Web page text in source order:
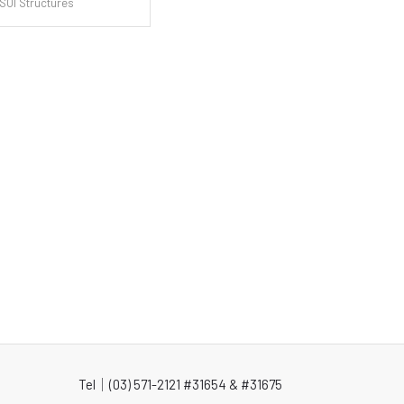
Tel｜(03) 571-2121 #31654 & #31675